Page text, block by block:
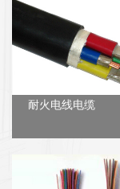
耐火电线电缆